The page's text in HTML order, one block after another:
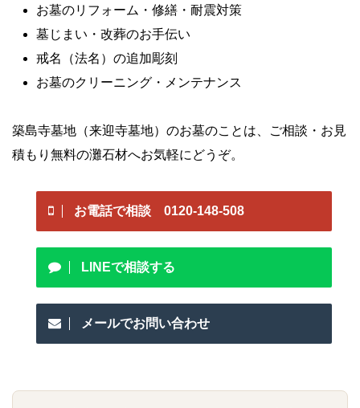
お墓のリフォーム・修繕・耐震対策
墓じまい・改葬のお手伝い
戒名（法名）の追加彫刻
お墓のクリーニング・メンテナンス
築島寺墓地（来迎寺墓地）のお墓のことは、ご相談・お見
積もり無料の灘石材へお気軽にどうぞ。
お電話で相談 0120-148-508
LINEで相談する
メールでお問い合わせ